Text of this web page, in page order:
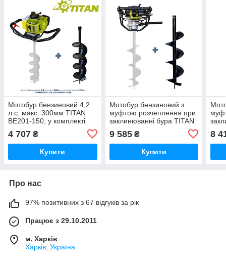
Мотобур бензиновий 4,2
л.с, макс. 300мм TITAN
BE201-150, у комплекті
4 707 ₴
Купити
Мотобур бензиновий з
муфтою розчеплення при
заклинюванні бура TITAN
BE250A-200 , в комплекті
шнек 200мм
9 585₴
Купити
8
Про нас
97% позитивних з 67 відгуків за рік
Працює з 29.10.2011
м. Харків
Харків, Україна